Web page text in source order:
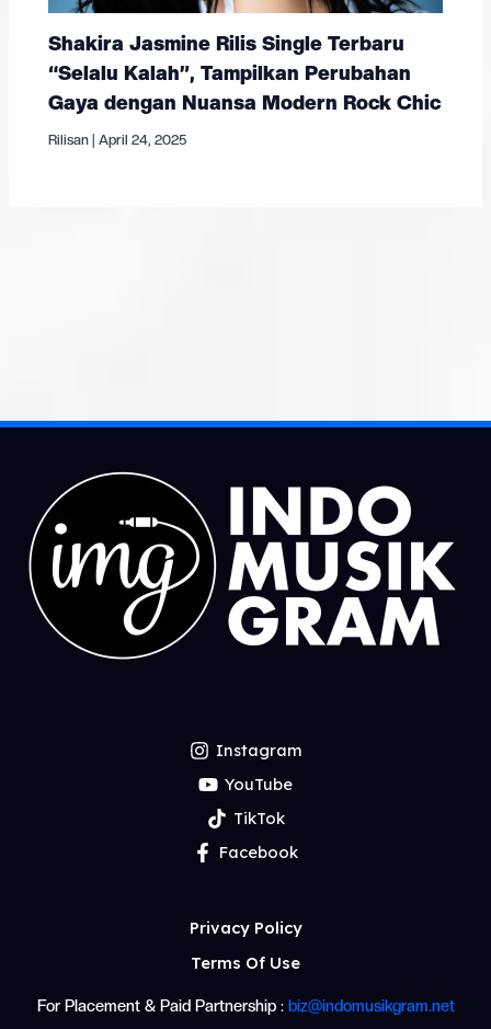
Shakira Jasmine Rilis Single Terbaru
“Selalu Kalah”, Tampilkan Perubahan
Gaya dengan Nuansa Modern Rock Chic
Rilisan |April 24, 2025
Instagram
YouTube
TikTok
Facebook
Privacy Policy
Terms Of Use
For Placement & Paid Partnership : biz@indomusikgram.net